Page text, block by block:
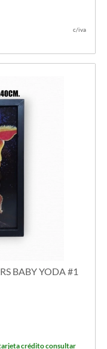
c/iva
BABY YODA #1
crédito consultar